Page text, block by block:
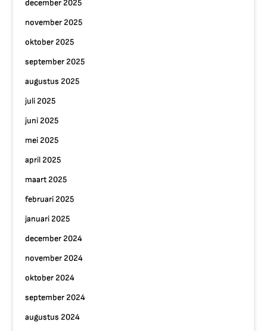
december 2025
november 2025
oktober 2025
september 2025
augustus 2025
juli 2025
juni 2025
mei 2025
april 2025
maart 2025
februari 2025
januari 2025
december 2024
november 2024
oktober 2024
september 2024
augustus 2024